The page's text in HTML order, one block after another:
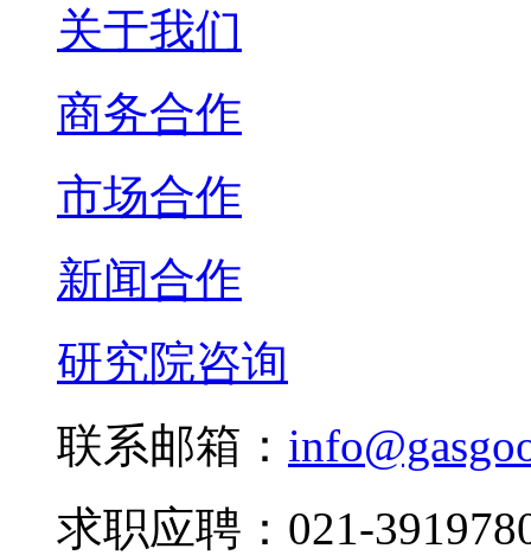
关于我们
商务合作
市场合作
新闻合作
研究院咨询
联系邮箱：
求职应聘：021-